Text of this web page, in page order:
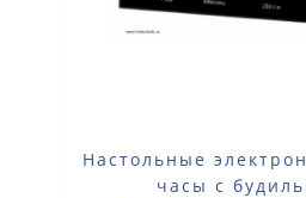
Настольные
часы с